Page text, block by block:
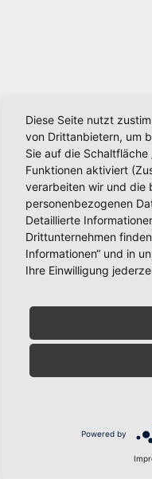
Diese Seite nutzt
von Drittanbietern, um
Sie auf die Schaltfläche
Funktionen aktiviert
verarbeiten wir und die
personenbezogenen
Detaillierte
Drittunternehmen
Informationen“ und in
Ihre Einwilligung
Powered by